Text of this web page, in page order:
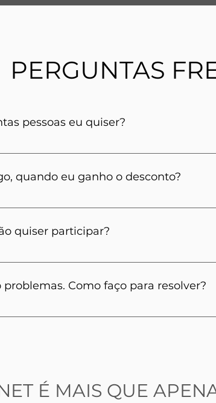
PERGUNTAS
pessoas eu quiser?
e a cada amigo que você
né?
quando eu ganho o desconto?
após pagamento da primeira
quiser participar?
após o amigo assinar o contrato.
Como faço para resolver?
0800 701 1888 ou clique no ícone do
É MAIS QUE